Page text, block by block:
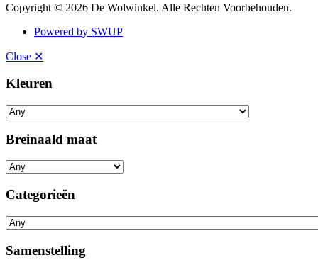
Copyright © 2026 De Wolwinkel. Alle Rechten Voorbehouden.
Powered by SWUP
Close ✕
Kleuren
Breinaald maat
Categorieën
Samenstelling